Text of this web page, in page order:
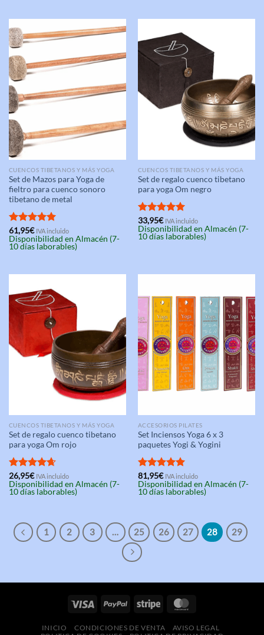
CUENCOS TIBETANOS Y MÁS YOGA
Set de Mazos para Yoga de
fieltro para cuenco sonoro
tibetano de metal
Valorado
con5.00
de 5
61,95€ IVA incluido
Disponibilidad en Almacén (7-
10 días laborables)
CUENCOS TIBETANOS Y MÁS YOGA
Set de regalo cuenco tibetano
para yoga Om negro
Valorado
con5.00
de 5
33,95€ IVA incluido
Disponibilidad en Almacén (7-
10 días laborables)
CUENCOS TIBETANOS Y MÁS YOGA
Set de regalo cuenco tibetano
para yoga Om rojo
Valorado
con4.67
de 5
26,95€ IVA incluido
Disponibilidad en Almacén (7-
10 días laborables)
ACCESORIOS PILATES
Set Inciensos Yoga 6 x 3
paquetes Yogi & Yogini
Valorado
con5.00
de 5
81,95€ IVA incluido
Disponibilidad en Almacén (7-
10 días laborables)
1 2 3 … 25 26 27 28 29
INICIO CONDICIONES DE VENTA
AVISO LEGAL